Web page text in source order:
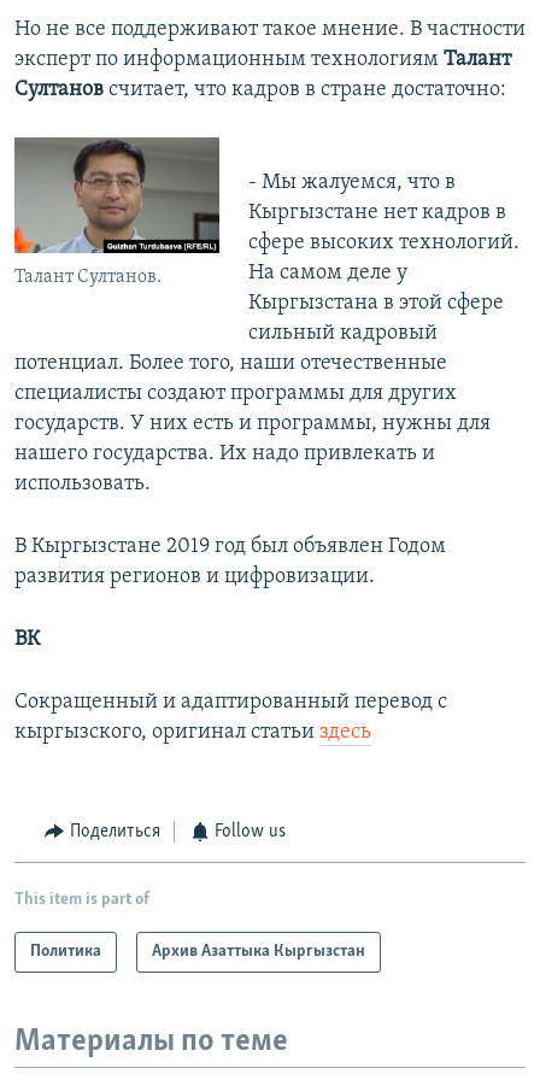
Но не все поддерживают такое мнение. В частности
эксперт по информационным технологиям Талант
Султанов считает, что кадров в стране достаточно:
Талант Султанов.
- Мы жалуемся, что в
Кыргызстане нет кадров в
сфере высоких технологий.
На самом деле у
Кыргызстана в этой сфере
сильный кадровый
потенциал. Более того, наши отечественные
специалисты создают программы для других
государств. У них есть и программы, нужны для
нашего государства. Их надо привлекать и
использовать.
В Кыргызстане 2019 год был объявлен Годом
развития регионов и цифровизации.
ВК
Сокращенный и адаптированный перевод с
кыргызского, оригинал статьи здесь
Поделиться Follow us
This item is part of
Политика Архив Азаттыка Кыргызстан
Материалы по теме